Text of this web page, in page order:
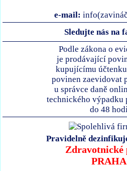
e-mail:
Sledujte nás na
Podle zákona o
je prodávající
kupujícímu
povinen zaevidovat
u správce daně
technického výpadku
do 48
Pravidelně
Zdravotnické